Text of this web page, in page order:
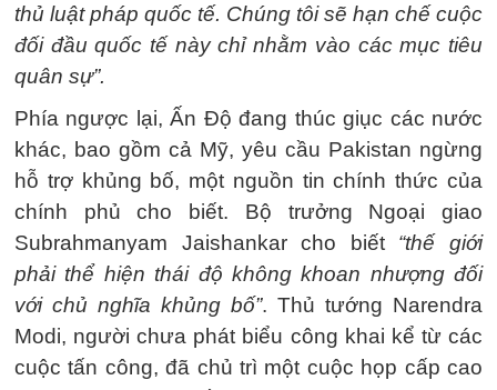
thủ luật pháp quốc tế. Chúng tôi sẽ hạn chế cuộc
đối đầu quốc tế này chỉ nhằm vào các mục tiêu
quân sự”.
Phía ngược lại, Ấn Độ đang thúc giục các nước
khác, bao gồm cả Mỹ, yêu cầu Pakistan ngừng
hỗ trợ khủng bố, một nguồn tin chính thức của
chính phủ cho biết. Bộ trưởng Ngoại giao
Subrahmanyam Jaishankar cho biết “thế giới
phải thể hiện thái độ không khoan nhượng đối
với chủ nghĩa khủng bố”. Thủ tướng Narendra
Modi, người chưa phát biểu công khai kể từ các
cuộc tấn công, đã chủ trì một cuộc họp cấp cao